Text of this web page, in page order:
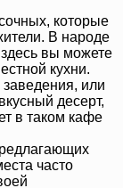
которые
В народе
вы можете
кухни.
или
десерт,
в таком кафе
часто